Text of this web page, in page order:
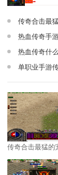
传奇合击最
热血传奇手
热血传奇什
单职业手游
传奇合击最猛的